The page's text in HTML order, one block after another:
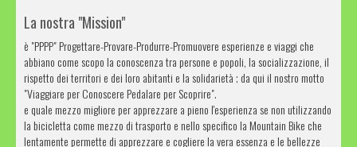
La nostra "Mission"
è "PPPP" Progettare-Provare-Produrre-Promuovere esperienze e viaggi che
abbiano come scopo la conoscenza tra persone e popoli, la socializzazione, il
rispetto dei territori e dei loro abitanti e la solidarietà ; da qui il nostro motto
"Viaggiare per Conoscere Pedalare per Scoprire".
e quale mezzo migliore per apprezzare a pieno l'esperienza se non utilizzando
la bicicletta come mezzo di trasporto e nello specifico la Mountain Bike che
lentamente permette di apprezzare e cogliere la vera essenza e le bellezze